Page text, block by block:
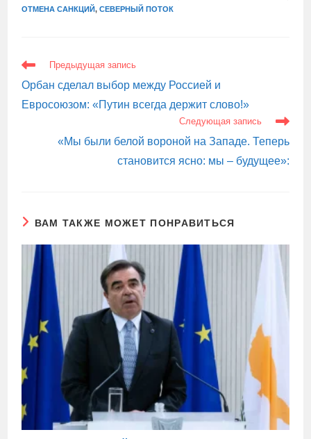
ОТМЕНА САНКЦИЙ, СЕВЕРНЫЙ ПОТОК
ЕЩЕ
СТАТЬИ
Предыдущая запись
Орбан сделал выбор между Россией и
Евросоюзом: «‎Путин всегда держит слово!»
Следующая запись
«Мы были белой вороной на Западе. Теперь
становится ясно: мы – будущее»:
ВАМ ТАКЖЕ МОЖЕТ ПОНРАВИТЬСЯ